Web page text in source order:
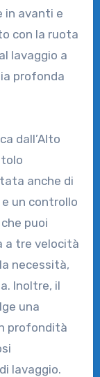
in avanti e
con la ruota
lavaggio a
profonda
dall’Alto
anche di
un controllo
puoi
a tre velocità
necessità,
Inoltre, il
una
profondità
lavaggio.